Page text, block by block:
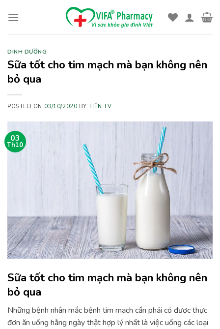
DINH DƯỠNG
Sữa tốt cho tim mạch mà bạn không nên
bỏ qua
POSTED ON 03/10/2020 BYTIÊN TV
03
Th10
Sữa tốt cho tim mạch mà bạn không nên
bỏ qua
Những bệnh nhân mắc bệnh tim mạch cần phải có được thực
đơn ăn uống hằng ngày thật hợp lý nhất là việc uống các loại